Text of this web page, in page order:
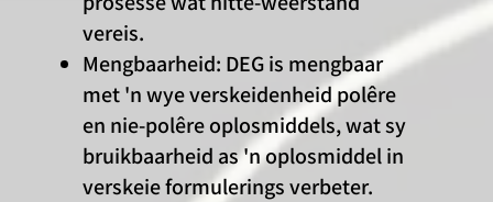
vereis.
Mengbaarheid: DEG is mengbaar
met 'n wye verskeidenheid polêre
en nie-polêre oplosmiddels, wat sy
bruikbaarheid as 'n oplosmiddel in
verskeie formulerings verbeter.